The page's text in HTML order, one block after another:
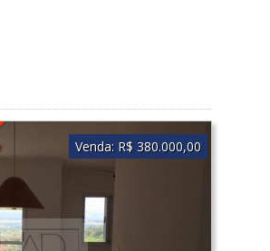
Venda: R$ 380.000,00